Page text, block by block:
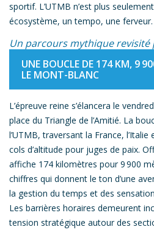
sportif. L’UTMB n’est plus
écosystème, un tempo, une ferveur.
Un parcours mythique revisité
UNE BOUCLE DE 174 KM, 9
LE MONT-BLANC
L’épreuve reine s’élancera le
place du Triangle de l’Amitié. La
l’UTMB, traversant la France,
cols d’altitude pour juges de paix.
affiche 174 kilomètres pour 9 900
chiffres qui donnent le ton d’une
la gestion du temps et des
Les barrières horaires demeurent
tension stratégique autour des